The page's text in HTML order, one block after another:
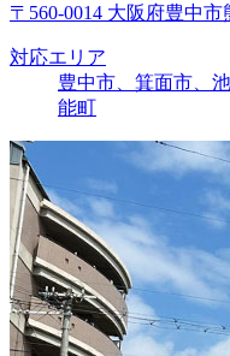
〒560-0014 大阪府豊中市
対応エリア
豊中市、箕面市、
能町